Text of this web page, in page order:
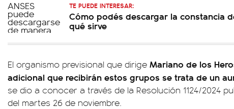
TE PUEDE INTERESAR:
Cómo podés descargar la constancia
qué sirve
El organismo previsional que dirige Mariano de los
adicional que recibirán estos grupos se trata de un
se dio a conocer a través de la Resolución 1124/2024
del martes 26 de noviembre.